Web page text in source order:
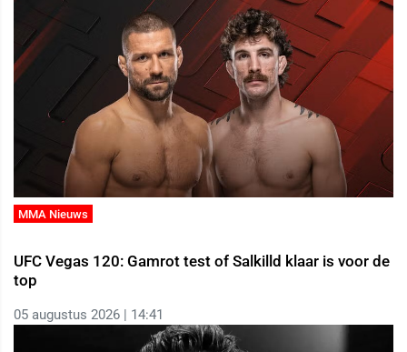
MMA Nieuws
UFC Vegas 120: Gamrot test of Salkilld klaar is voor de
top
05 augustus 2026 | 14:41